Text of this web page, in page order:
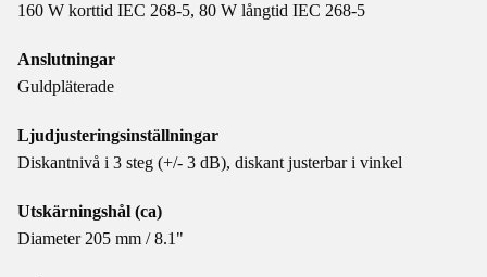
160 W korttid IEC 268-5, 80 W långtid IEC 268-5
Anslutningar
Guldpläterade
Ljudjusteringsinställningar
Diskantnivå i 3 steg (+/- 3 dB), diskant justerbar i vinkel
Utskärningshål (ca)
Diameter 205 mm / 8.1"